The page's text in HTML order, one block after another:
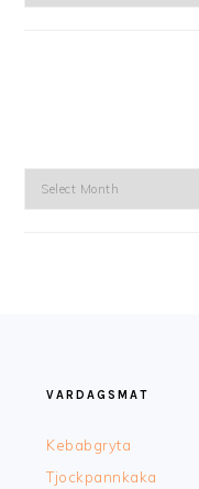
VARDAGSMAT
Kebabgryta
Tjockpannkaka